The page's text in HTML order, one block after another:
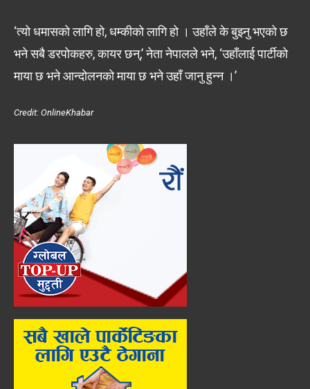
‘त्यो धमासको लागि हो, धम्कीको लागि हो । उहाँले के बुझ्नु भएको छ
भने सबै डरपोकहरु, कायर छन्,’ नेता नेपालले भने, ‘उहाँलाई पार्टीको
माया छ भने आन्दोलनको माया छ भने उहाँ जानु हुन्न ।’
Credit: OnlineKhabar